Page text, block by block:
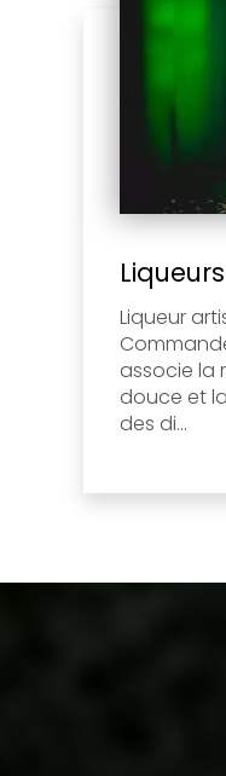
Liqueur
associe la
douce et
des di...